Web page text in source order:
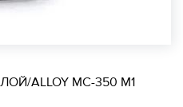
ALLOY МС-350 М1